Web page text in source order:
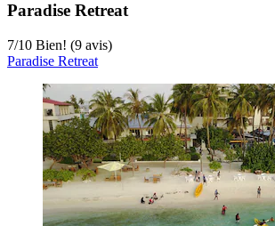
Paradise Retreat
7/10 Bien! (9 avis)
Paradise Retreat